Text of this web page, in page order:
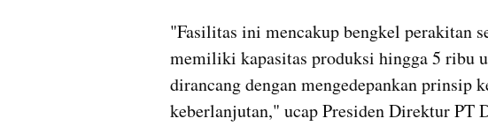
"Fasilitas ini mencakup bengkel perakitan
memiliki kapasitas produksi hingga 5 ribu
dirancang dengan mengedepankan prinsip
keberlanjutan," ucap Presiden Direktur PT